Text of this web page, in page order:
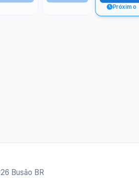
Próximo
Busão BR